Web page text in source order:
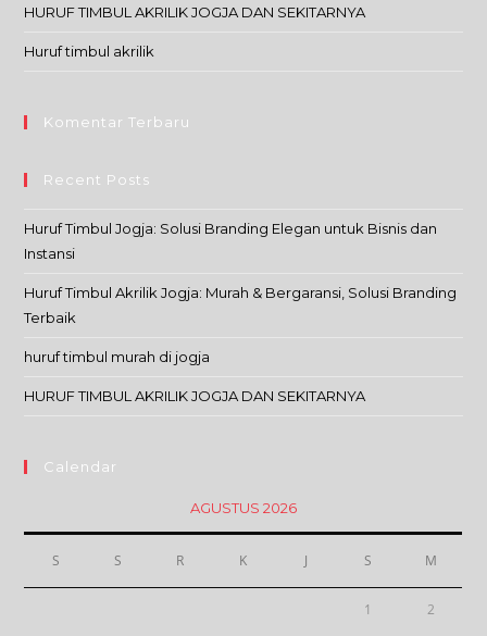
HURUF TIMBUL AKRILIK JOGJA DAN SEKITARNYA
Huruf timbul akrilik
Komentar Terbaru
Recent Posts
Huruf Timbul Jogja: Solusi Branding Elegan untuk Bisnis dan
Instansi
Huruf Timbul Akrilik Jogja: Murah & Bergaransi, Solusi Branding
Terbaik
huruf timbul murah di jogja
HURUF TIMBUL AKRILIK JOGJA DAN SEKITARNYA
Calendar
AGUSTUS 2026
S S R K J S M
1 2